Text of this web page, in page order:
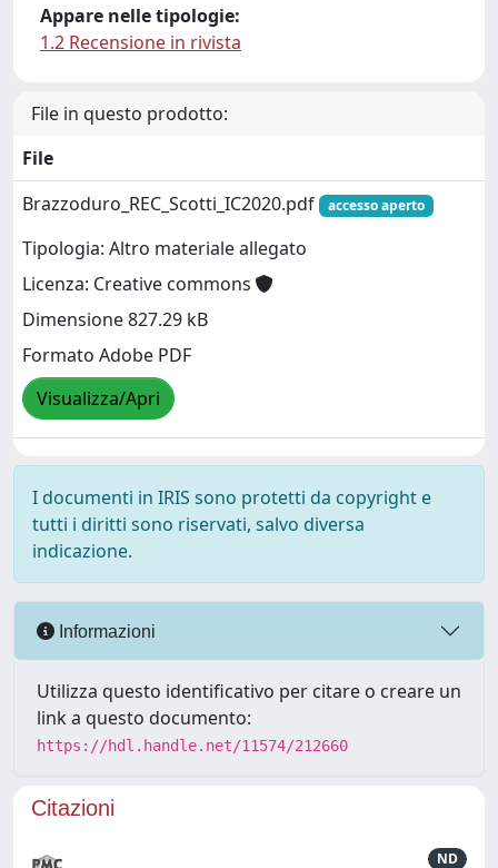
Appare nelle tipologie:
1.2 Recensione in rivista
File in questo prodotto:
File
Brazzoduro_REC_Scotti_IC2020.pdf
accesso aperto
Tipologia: Altro materiale allegato
Licenza: Creative commons
Dimensione 827.29 kB
Formato Adobe PDF
Visualizza/Apri
I documenti in IRIS sono protetti da copyright e
tutti i diritti sono riservati, salvo diversa
indicazione.
Informazioni
Utilizza questo identificativo per citare o creare un
link a questo documento:
https://hdl.handle.net/11574/212660
Citazioni
ND